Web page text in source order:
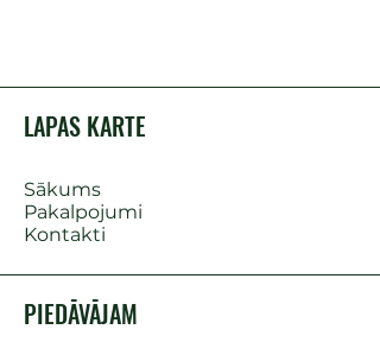
LAPAS KARTE
Sākums
Pakalpojumi
Kontakti
PIEDĀVĀJAM